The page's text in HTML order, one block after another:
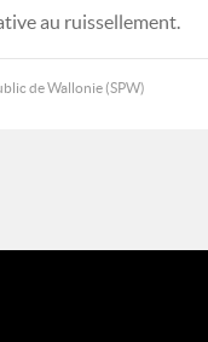
au ruissellement.
de Wallonie (SPW)